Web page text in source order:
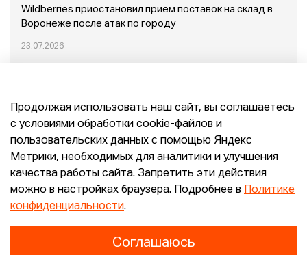
Wildberries приостановил прием поставок на склад в
Воронеже после атак по городу
23.07.2026
Конец эпохи маркетплейсов: прогнозы сооснователя
Mr.Doors Максима Валецкого
26.06.2026
КонфиденциальностьСогласие
Продолжая использовать наш сайт, вы соглашаетесь
с условиями обработки cookie-файлов и
пользовательских данных с помощью Яндекс
Метрики, необходимых для аналитики и улучшения
качества работы сайта. Запретить эти действия
можно в настройках браузера. Подробнее в
Политике
конфиденциальности.
Соглашаюсь